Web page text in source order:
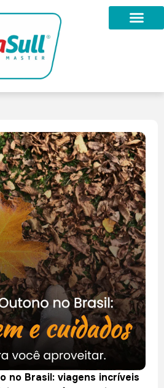
no Brasil: viagens incríveis